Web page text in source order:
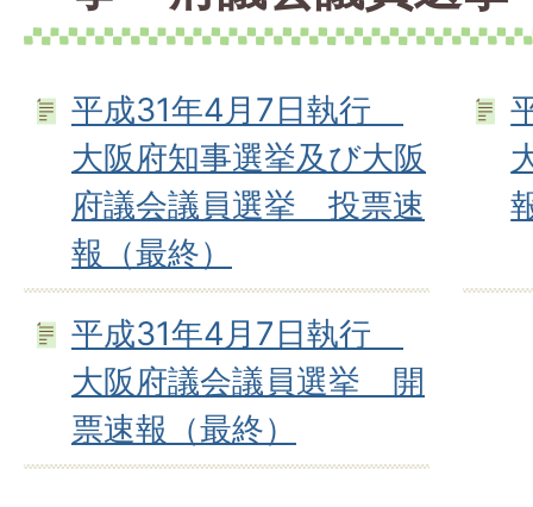
平成31年4月7日執行
大阪府知事選挙及び大阪
府議会議員選挙 投票速
報（最終）
平成31年4月7日執行
大阪府議会議員選挙 開
票速報（最終）